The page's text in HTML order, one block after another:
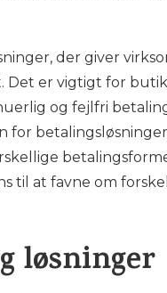
der giver
er vigtigt for
og fejlfri
for
til at favne om
løsninger